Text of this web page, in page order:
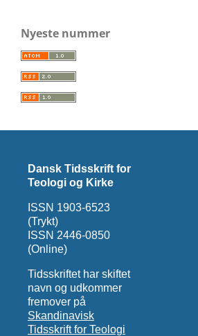
Nyeste nummer
Dansk Tidsskrift for
Teologi og Kirke
ISSN 1903-6523
(Trykt)
ISSN 2446-0850
(Online)
Tidsskriftet har skiftet
navn og udkommer
fremover på
Skandinavisk
Tidsskrift for Teologi